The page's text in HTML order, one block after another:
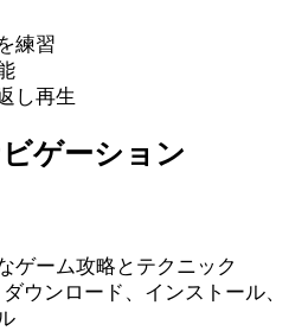
練習
し再生
ゲーション
ゲーム攻略とテクニック
ダウンロード、インストール、